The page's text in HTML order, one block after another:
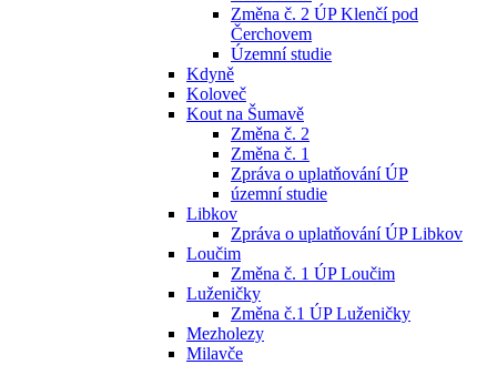
Změna č. 2 ÚP Klenčí pod
Čerchovem
Územní studie
Kdyně
Koloveč
Kout na Šumavě
Změna č. 2
Změna č. 1
Zpráva o uplatňování ÚP
územní studie
Libkov
Zpráva o uplatňování ÚP Libkov
Loučim
Změna č. 1 ÚP Loučim
Luženičky
Změna č.1 ÚP Luženičky
Mezholezy
Milavče